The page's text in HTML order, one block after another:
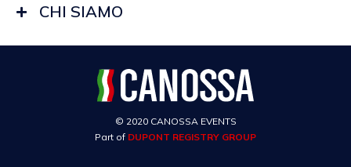
CHI SIAMO
© 2020 CANOSSA EVENTS
Part of DUPONT REGISTRY GROUP